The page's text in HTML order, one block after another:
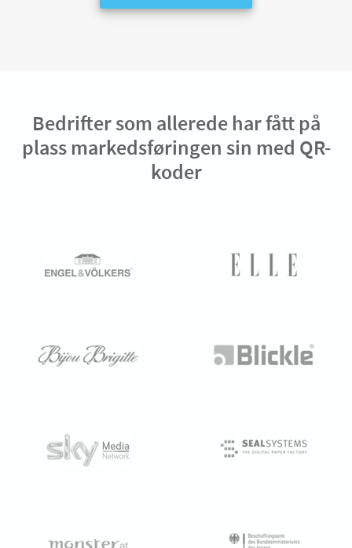
Bedrifter som allerede har fått på
plass markedsføringen sin med QR-
koder